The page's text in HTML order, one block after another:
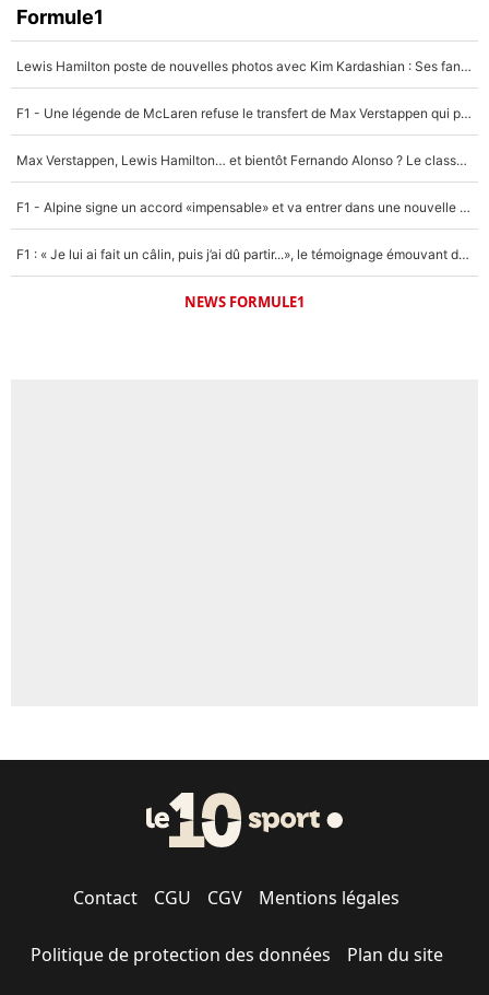
Faris Moumbagna
4%
Un autre joueur
5%
Formule1
Lewis Hamilton poste de nouvelles photos avec Kim Kardashian : Ses fans le voient déjà redevenir champion du monde de F1 grâce à elle !
F1 - Une légende de McLaren refuse le transfert de Max Verstappen qui pourrait «faire des vagues» et plomber l'ambiance dans l'équipe
Max Verstappen, Lewis Hamilton… et bientôt Fernando Alonso ? Le classement des pilotes les mieux payés en Formule 1 risque de changer !
F1 - Alpine signe un accord «impensable» et va entrer dans une nouvelle dimension : Grande nouvelle pour Pierre Gasly !
F1 : « Je lui ai fait un câlin, puis j’ai dû partir...», le témoignage émouvant de Max Verstappen sur sa fille
NEWS FORMULE1
Contact CGU CGV Mentions légales
Politique de protection des données Plan du site